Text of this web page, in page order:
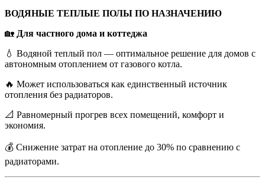
ВОДЯНЫЕ ТЕПЛЫЕ ПОЛЫ ПО НАЗНАЧЕНИЮ
🏡 Для частного дома и коттеджа
💧 Водяной теплый пол — оптимальное решение для домов с
автономным отоплением от газового котла.
🔥 Может использоваться как единственный источник
отопления без радиаторов.
📐 Равномерный прогрев всех помещений, комфорт и
экономия.
💰 Снижение затрат на отопление до 30% по сравнению с
радиаторами.